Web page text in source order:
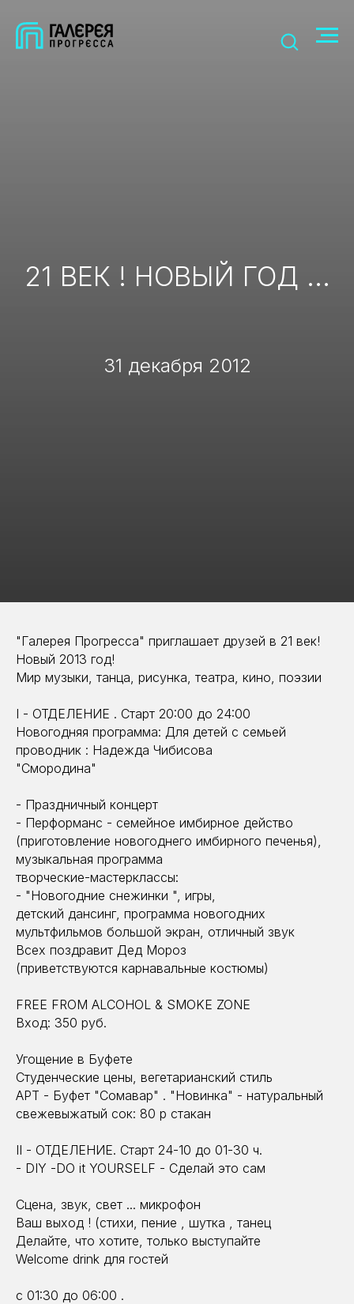
21 ВЕК ! НОВЫЙ ГОД ...
31 декабря 2012
"Галерея Прогресса" приглашает друзей в 21 век!
Новый 2013 год!
Мир музыки, танца, рисунка, театра, кино, поэзии
I - ОТДЕЛЕНИЕ . Старт 20:00 до 24:00
Новогодняя программа: Для детей с семьей
проводник : Надежда Чибисова
"Смородина"
- Праздничный концерт
- Перформанс - семейное имбирное действо
(приготовление новогоднего имбирного печенья),
музыкальная программа
творческие-мастерклассы:
- "Новогодние снежинки ", игры,
детский дансинг, программа новогодних
мультфильмов большой экран, отличный звук
Всех поздравит Дед Мороз
(приветствуются карнавальные костюмы)
FREE FROM ALCOHOL & SMOKE ZONE
Вход: 350 руб.
Угощение в Буфете
Студенческие цены, вегетарианский стиль
АРТ - Буфет "Сомавар" . "Новинка" - натуральный
свежевыжатый сок: 80 р стакан
II - ОТДЕЛЕНИЕ. Старт 24-10 до 01-30 ч.
- DIY -DО it YOURSELF - Сделай это сам
Сцена, звук, свет ... микрофон
Ваш выход ! (стихи, пение , шутка , танец
Делайте, что хотите, только выступайте
Welcome drink для гостей
с 01:30 до 06:00 .